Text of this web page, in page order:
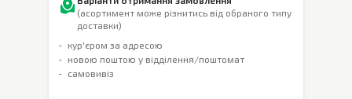
(асортимент може різнитись від обраного типу
доставки)
кур'єром за адресою
новою поштою у відділення/поштомат
самовивіз